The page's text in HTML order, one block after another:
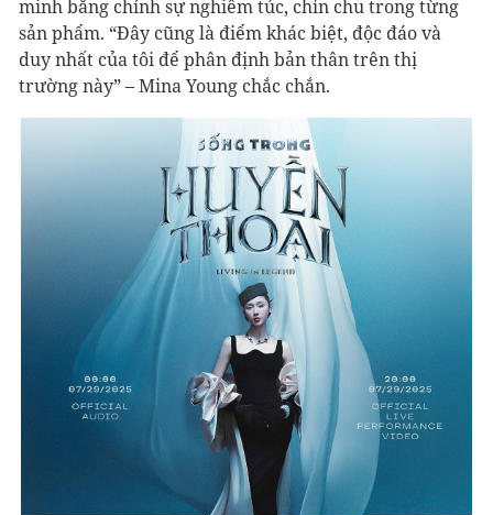
minh bằng chính sự nghiêm túc, chỉn chu trong từng
sản phẩm. “Đây cũng là điểm khác biệt, độc đáo và
duy nhất của tôi để phân định bản thân trên thị
trường này” – Mina Young chắc chắn.